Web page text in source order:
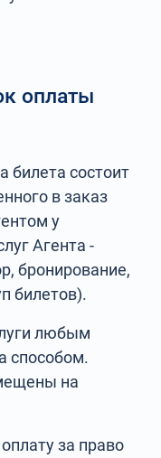
оплаты
билета состоит
в заказ
у
Агента -
бронирование,
билетов).
любым
способом.
на
за право